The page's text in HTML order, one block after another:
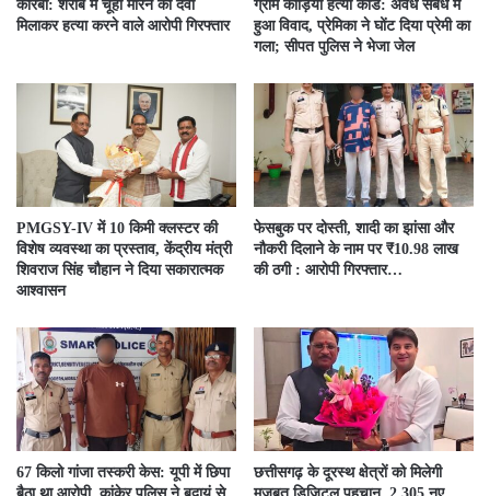
कोरबा: शराब में चूहा मारने की दवा
मिलाकर हत्या करने वाले आरोपी गिरफ्तार
ग्राम कौड़िया हत्या कांड: अवैध संबंध में
हुआ विवाद, प्रेमिका ने घोंट दिया प्रेमी का
गला; सीपत पुलिस ने भेजा जेल
PMGSY-IV में 10 किमी क्लस्टर की
विशेष व्यवस्था का प्रस्ताव, केंद्रीय मंत्री
शिवराज सिंह चौहान ने दिया सकारात्मक
आश्वासन
फेसबुक पर दोस्ती, शादी का झांसा और
नौकरी दिलाने के नाम पर ₹10.98 लाख
की ठगी : आरोपी गिरफ्तार…
67 किलो गांजा तस्करी केस: यूपी में छिपा
छत्तीसगढ़ के दूरस्थ क्षेत्रों को मिलेगी